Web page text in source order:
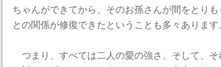
ちゃんができてから、そのお孫さんが間をとり
との関係が修復できたということも多々あります
つまり、すべては二人の愛の強さ、そして、